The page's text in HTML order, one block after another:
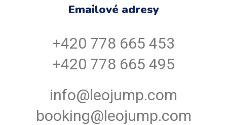
Emailové adresy
+420 778 665 453
+420 778 665 495
info@leojump.com
booking@leojump.com